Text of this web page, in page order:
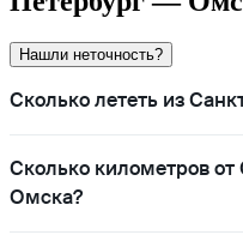
Нашли неточность?
Сколько лететь из
Сколько километров от
Омска?